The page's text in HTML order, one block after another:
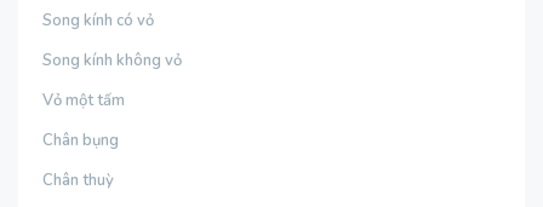
Song kính có vỏ
Song kính không vỏ
Vỏ một tấm
Chân bụng
Chân thuỳ